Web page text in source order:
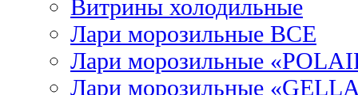
Витрины холодильные
Лари морозильные ВСЕ
Лари морозильные
Лари морозильные